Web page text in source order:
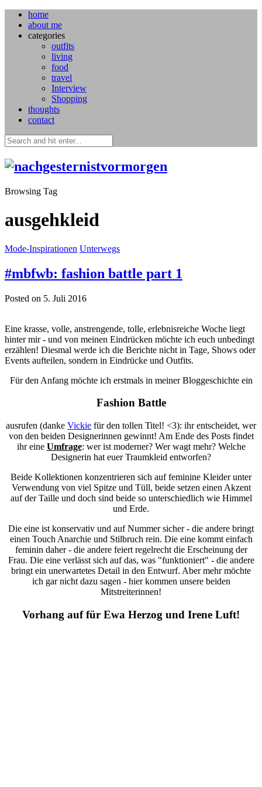
home
about me
categories
outfits
living
food
travel
Interview
Shopping
thoughts
contact
Browsing Tag
ausgehkleid
Mode-Inspirationen Unterwegs
#mbfwb: fashion battle part 1
Posted on 5. Juli 2016
Eine krasse, volle, anstrengende, tolle, erlebnisreiche Woche liegt
hinter mir - und von meinen Eindrücken möchte ich euch unbedingt
erzählen! Diesmal werde ich die Berichte nicht in Tage, Shows oder
Events aufteilen, sondern in Eindrücke und Outfits.
Für den Anfang möchte ich erstmals in meiner Bloggeschichte ein
Fashion Battle
ausrufen (danke Vickie für den tollen Titel! <3): ihr entscheidet, wer
von den beiden Designerinnen gewinnt! Am Ende des Posts findet
ihr eine Umfrage: wer ist moderner? Wer wagt mehr? Welche
Designerin hat euer Traumkleid entworfen?
Beide Kollektionen konzentrieren sich auf feminine Kleider unter
Verwendung von viel Spitze und Tüll, beide setzen einen Akzent
auf der Taille und doch sind beide so unterschiedlich wie Himmel
und Erde.
Die eine ist konservativ und auf Nummer sicher - die andere bringt
einen Touch Anarchie und Stilbruch rein. Die eine kommt einfach
feminin daher - die andere feiert regelrecht die Erscheinung der
Frau. Die eine verlässt sich auf das, was "funktioniert" - die andere
bringt ein unerwartetes Detail in den Entwurf. Aber mehr möchte
ich gar nicht dazu sagen - hier kommen unsere beiden
Mitstreiterinnen!
Vorhang auf für Ewa Herzog und Irene Luft!